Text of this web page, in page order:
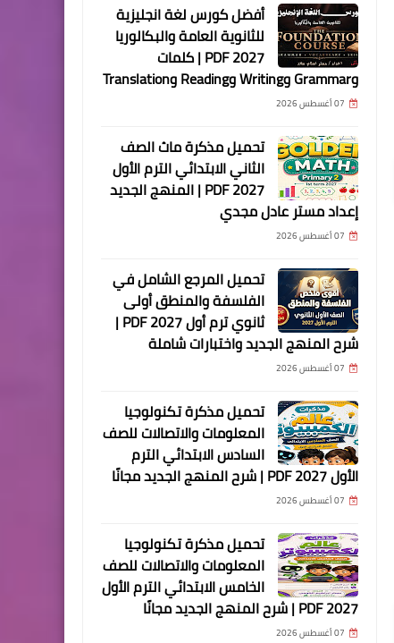
أفضل كورس لغة انجليزية
للثانوية العامة والبكالوريا
2027 PDF | كلمات
وGrammar وWriting وReading وTranslation
07 أغسطس 2026
تحميل مذكرة ماث الصف
الثاني الابتدائي الترم الأول
2027 PDF | المنهج الجديد
إعداد مستر عادل مجدي
07 أغسطس 2026
تحميل المرجع الشامل في
الفلسفة والمنطق أولى
ثانوي ترم أول 2027 PDF |
شرح المنهج الجديد واختبارات شاملة
07 أغسطس 2026
تحميل مذكرة تكنولوجيا
المعلومات والاتصالات للصف
السادس الابتدائي الترم
الأول 2027 PDF | شرح المنهج الجديد مجانًا
07 أغسطس 2026
تحميل مذكرة تكنولوجيا
المعلومات والاتصالات للصف
الخامس الابتدائي الترم الأول
2027 PDF | شرح المنهج الجديد مجانًا
07 أغسطس 2026